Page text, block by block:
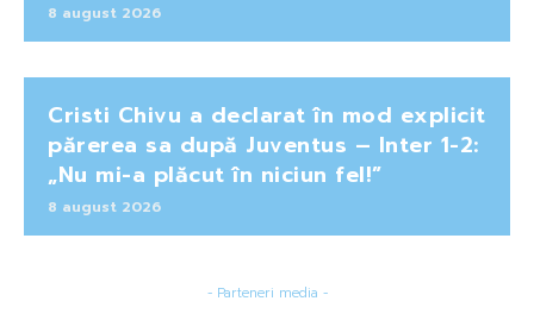
8 august 2026
Cristi Chivu a declarat în mod explicit
părerea sa după Juventus – Inter 1-2:
„Nu mi-a plăcut în niciun fel!”
8 august 2026
- Parteneri media -